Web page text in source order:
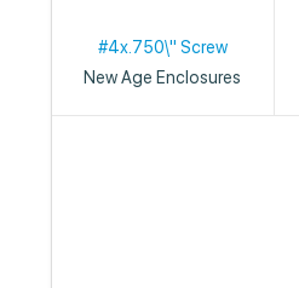
#4x.750\" Screw
New Age Enclosures